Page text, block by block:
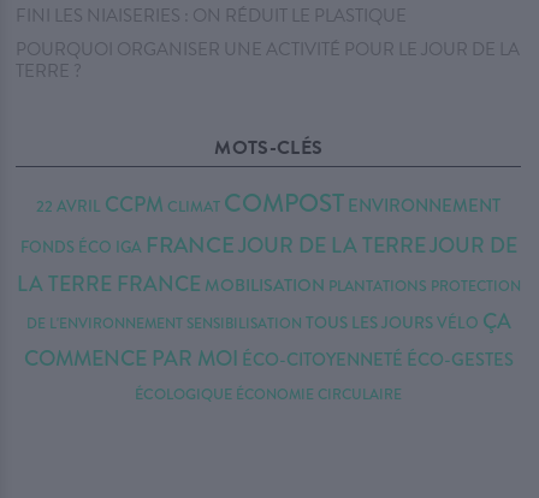
FINI LES NIAISERIES : ON RÉDUIT LE PLASTIQUE
POURQUOI ORGANISER UNE ACTIVITÉ POUR LE JOUR DE LA
TERRE ?
MOTS-CLÉS
22 AVRIL CCPM CLIMAT COMPOSTENVIRONNEMENT
FONDS ÉCO IGA FRANCEJOUR DE LA TERREJOUR DE
LA TERRE FRANCE MOBILISATION PLANTATIONS PROTECTION
DE L'ENVIRONNEMENT SENSIBILISATION TOUS LES JOURSVÉLO ÇA
COMMENCE PAR MOI ÉCO-CITOYENNETÉ ÉCO-GESTES
ÉCOLOGIQUE ÉCONOMIE CIRCULAIRE